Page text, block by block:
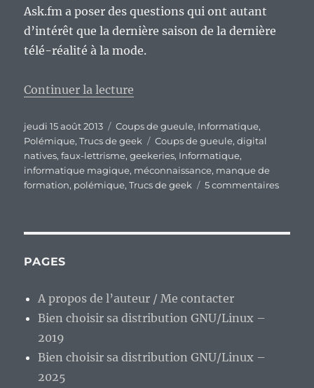
Ask.fm a poser des questions qui ont autant
d’intérêt que la dernière saison de la dernière
télé-réalité à la mode.
Continuer la lecture
Publié
le
jeudi 15 août 2013 Catégories
Coups de gueule, Informatique,
Polémique,Trucs de geek Étiquettes
Coups de gueule,digital
natives,faux-lettrisme,geekeries, Informatique,
informatique magique, méconnaissance, manque de
formation, polémique,Trucs de geek 5 commentairessur
PAGES
A propos de l’auteur / Me contacter
Bien choisir sa distribution GNU/Linux –
2019
Bien choisir sa distribution GNU/Linux –
2025